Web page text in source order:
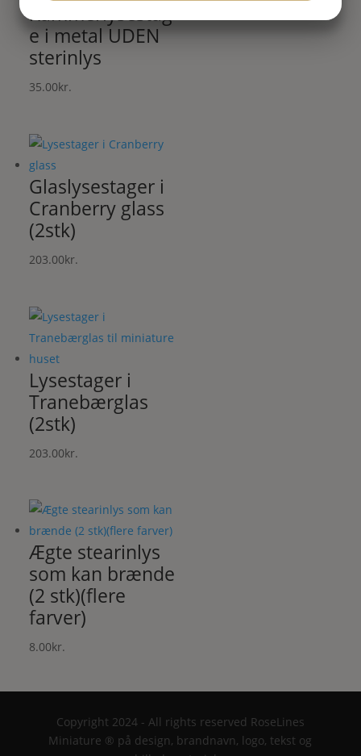
Kammerlysestag
e i metal UDEN
sterinlys
35.00kr.
Glaslysestager i
Cranberry glass
(2stk)
203.00kr.
Lysestager i
Tranebærglas
(2stk)
203.00kr.
Ægte stearinlys
som kan brænde
(2 stk)(flere
farver)
8.00kr.
Copyright 2024 - All rights reserved RoseLines
Miniature ® på design, brandnavn, logo, tekst og
MARKETING